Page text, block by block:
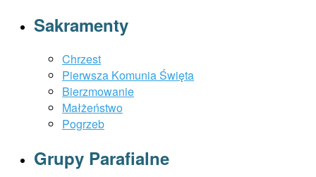
Sakramenty
Chrzest
Pierwsza Komunia Święta
Bierzmowanie
Małżeństwo
Pogrzeb
Grupy Parafialne